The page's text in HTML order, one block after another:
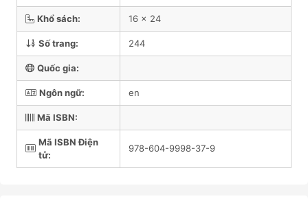
Khổ sách: 16 x 24
Số trang: 244
Quốc gia:
Ngôn ngữ: en
Mã ISBN:
Mã ISBN Điện
tử:
978-604-9998-37-9